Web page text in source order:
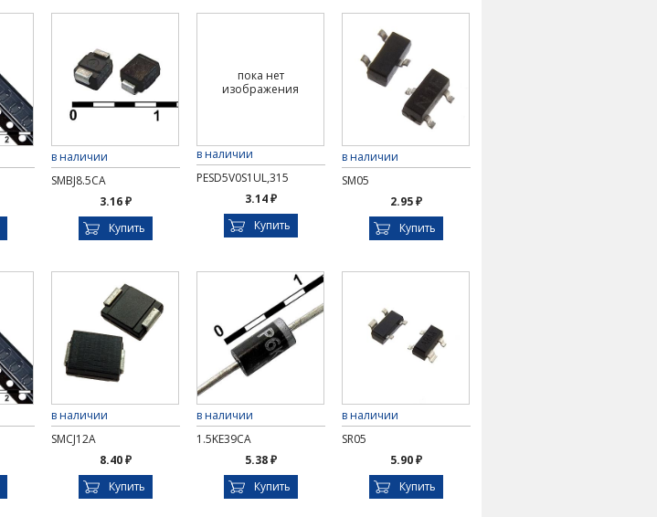
в наличии
SMBJ8.5CA
3.16 ₽
Купить
пока нет
изображения
в наличии
PESD5V0S1UL,315
3.14 ₽
Купить
в наличии
SM05
2.95 ₽
Купить
в наличии
SMCJ12A
8.40 ₽
Купить
в наличии
1.5KE39CA
5.38 ₽
Купить
в наличии
SR05
5.90 ₽
Купить